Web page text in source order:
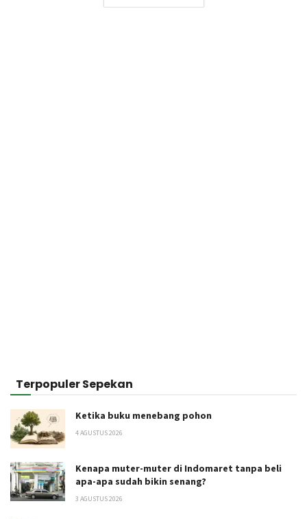
Terpopuler Sepekan
Ketika buku menebang pohon
4 AGUSTUS 2026
Kenapa muter-muter di Indomaret tanpa beli
apa-apa sudah bikin senang?
3 AGUSTUS 2026